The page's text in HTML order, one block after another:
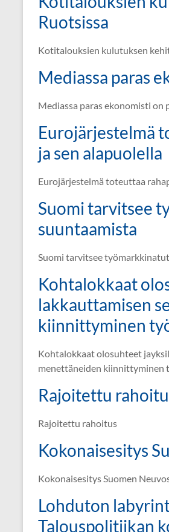
Ruotsissa
Kotitalouksien kulutuksen
Mediassa paras
Mediassa paras ekonomisti on
Eurojärjestelmä
ja sen alapuolella
Eurojärjestelmä toteuttaa
Suomi tarvitsee
suuntaamista
Suomi tarvitsee
Kohtalokkaat
lakkauttamisen
kiinnittyminen
Kohtalokkaat olosuhteet
menettäneiden kiinnittyminen
Rajoitettu
Rajoitettu rahoitus
Kokonaisesitys
Kokonaisesitys Suomen
Lohduton
Talouspolitiikan